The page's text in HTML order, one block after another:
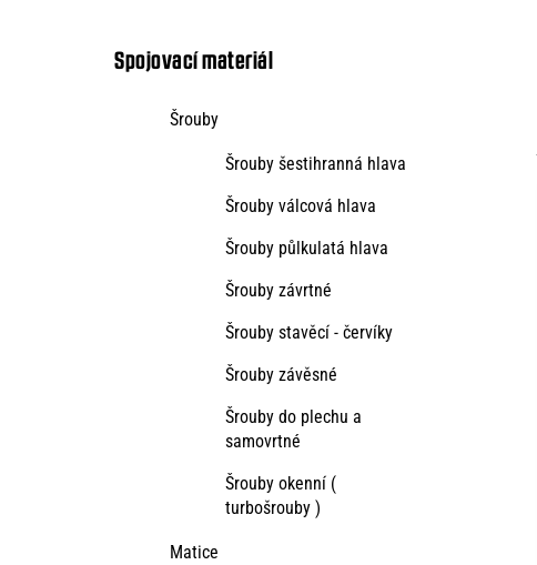
Spojovací materiál
Šrouby
Šrouby šestihranná hlava
Šrouby válcová hlava
Šrouby půlkulatá hlava
Šrouby závrtné
Šrouby stavěcí - červíky
Šrouby závěsné
Šrouby do plechu a
samovrtné
Šrouby okenní (
turbošrouby )
Matice